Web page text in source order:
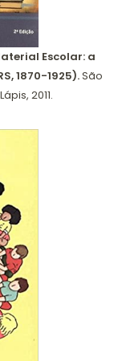
Escolar: a
1870-1925).São
2011.